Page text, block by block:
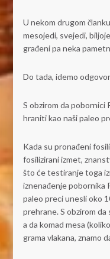
U nekom drugom
mesojedi, svejedi,
građeni pa neka
Do tada, idemo
S obzirom da
hraniti kao naši paleo
Kada su pronađeni
fosilizirani izmet,
što će testiranje toga
iznenađenje pobornika
paleo preci unesli oko
prehrane. S obzirom da
a da komad mesa
grama vlakana, znamo